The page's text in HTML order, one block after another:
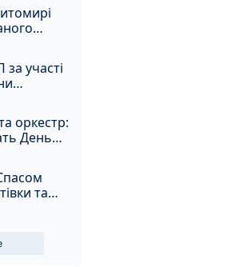
і
участі
оркестр:
День
та